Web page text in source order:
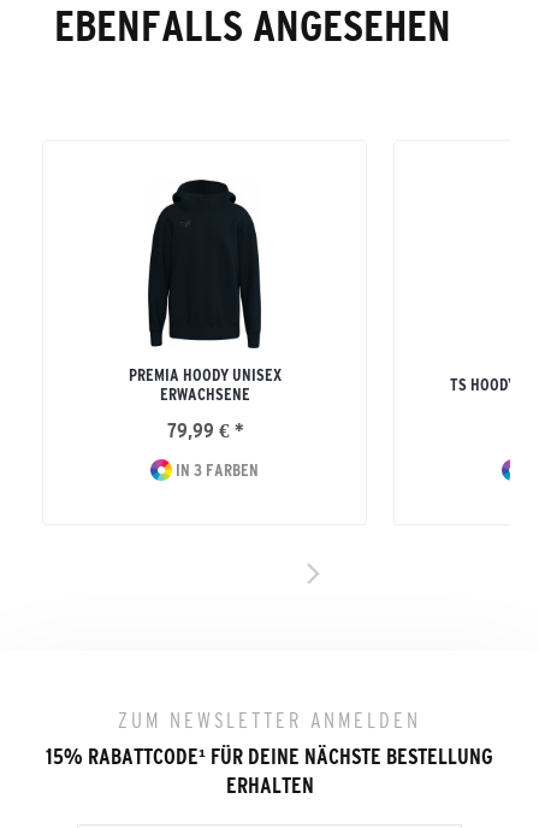
EBENFALLS ANGESEHEN
PREMIA HOODY UNISEX
ERWACHSENE
79,99 € *
IN 3 FARBEN
TS HOODY
ZUM NEWSLETTER ANMELDEN
15% RABATTCODE¹ FÜR DEINE NÄCHSTE BESTELLUNG
ERHALTEN